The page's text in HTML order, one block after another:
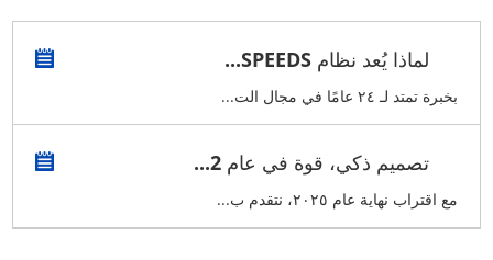
لماذا يُعد نظام SPEEDS...
بخبرة تمتد لـ ٢٤ عامًا في مجال الت...
تصميم ذكي، قوة في عام 2...
مع اقتراب نهاية عام ٢٠٢٥، نتقدم ب...